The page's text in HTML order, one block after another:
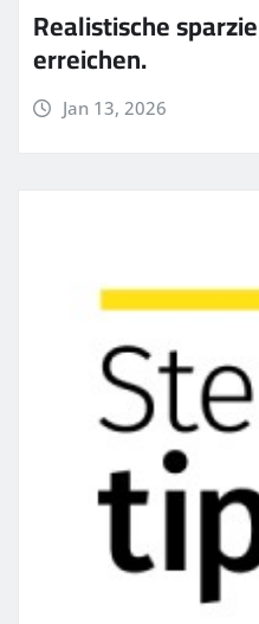
Realistische
erreichen.
Jan 13, 2026